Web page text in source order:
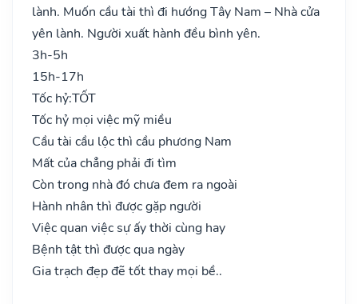
lành. Muốn cầu tài thì đi hướng Tây Nam – Nhà cửa
yên lành. Người xuất hành đều bình yên.
3h-5h
15h-17h
Tốc hỷ:TỐT
Tốc hỷ mọi việc mỹ miều
Cầu tài cầu lộc thì cầu phương Nam
Mất của chẳng phải đi tìm
Còn trong nhà đó chưa đem ra ngoài
Hành nhân thì được gặp người
Việc quan việc sự ấy thời cùng hay
Bệnh tật thì được qua ngày
Gia trạch đẹp đẽ tốt thay mọi bề..